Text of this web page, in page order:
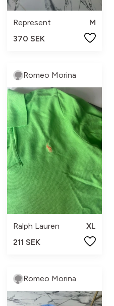
Represent
M
370 SEK
Romeo Morina
Ralph Lauren
XL
211 SEK
Romeo Morina